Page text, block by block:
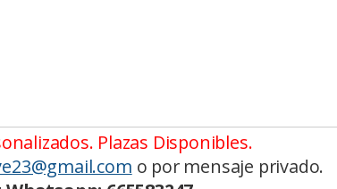
Plazas Disponibles.
o por mensaje privado.